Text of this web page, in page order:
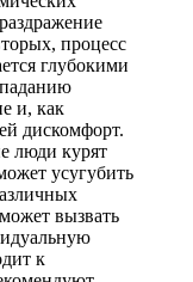
процесс
глубокими
и, как
дискомфорт.
люди курят
усугубить
вызвать
к